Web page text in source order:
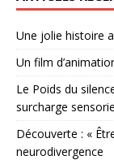
Une jolie histoire
Un film
Le Poids du
surcharge
Découverte : «
neurodivergence